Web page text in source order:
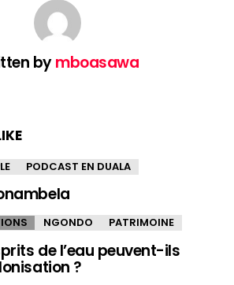
bymboasawa
PODCAST EN DUALA
NGONDO PATRIMOINE
de l’eau peuvent-ils
?